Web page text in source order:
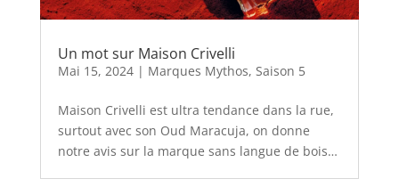
Un mot sur Maison Crivelli
Mai 15, 2024| Marques Mythos, Saison 5
Maison Crivelli est ultra tendance dans la rue,
surtout avec son Oud Maracuja, on donne
notre avis sur la marque sans langue de bois…